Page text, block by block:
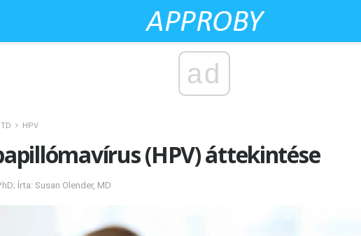
ad
HPV
(HPV) áttekintése
Írta: Susan Olender, MD